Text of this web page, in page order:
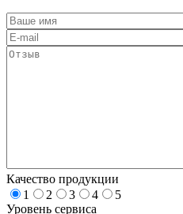
Качество продукции
1
2 3 4
5
Уровень сервиса